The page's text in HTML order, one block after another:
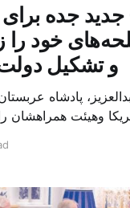
جده
خود را
و تشکیل
پادشاه
وهیئت همراهشان
میان ریاض و واشنگتن
تبادل نظر صورت